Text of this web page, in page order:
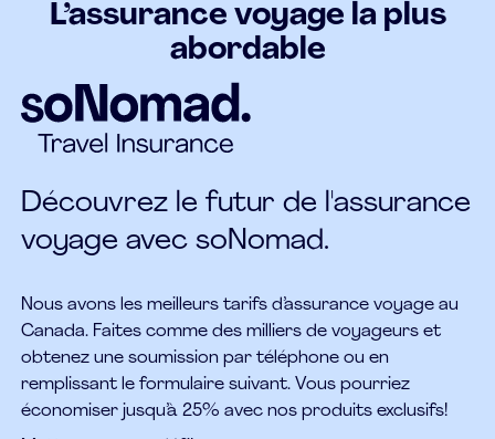
L’assurance voyage la plus
abordable
Découvrez le futur de l'assurance
voyage avec soNomad.
Nous avons les meilleurs tarifs d’assurance voyage au
Canada. Faites comme des milliers de voyageurs et
obtenez une soumission par téléphone ou en
remplissant le formulaire suivant. Vous pourriez
économiser jusqu’à 25% avec nos produits exclusifs!